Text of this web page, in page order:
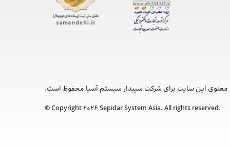
این ‌سایت برای شرکت سپیدار سیستم آسیا محفوظ است.
© Copyright 2026 Sepidar System Asia. All rights reserved.